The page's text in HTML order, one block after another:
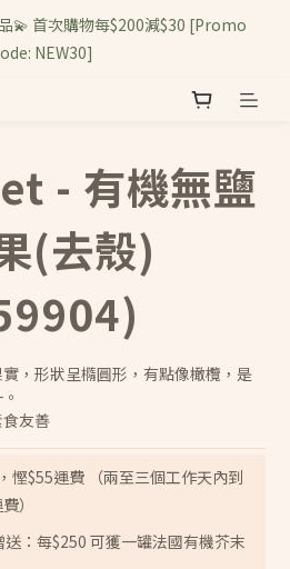
💫 首次購物每$200減$30 [Promo
NEW30]
- 有機無鹽
(去殼)
，形狀呈橢圓形，有點像橄欖，是
友善
慳$55運費 （兩至三個工作天內到
）
：每$250 可獲一罐法國有機芥末